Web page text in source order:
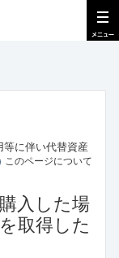
に伴い代替資産
このページについて
入した場
取得した